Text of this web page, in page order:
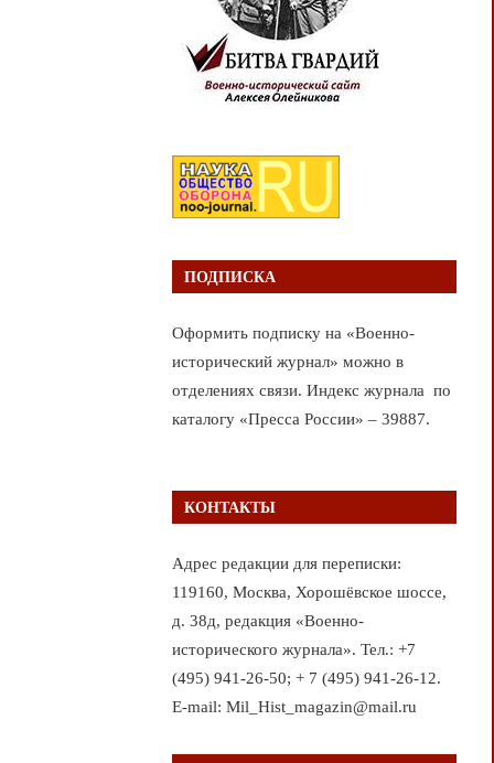
ПОДПИСКА
Оформить подписку на «Военно-
исторический журнал» можно в
отделениях связи. Индекс журнала по
каталогу «Пресса России» – 39887.
КОНТАКТЫ
Адрес редакции для переписки:
119160, Москва, Хорошёвское шоссе,
д. 38д, редакция «Военно-
исторического журнала». Тел.: +7
(495) 941-26-50; + 7 (495) 941-26-12.
E-mail: Mil_Hist_magazin@mail.ru